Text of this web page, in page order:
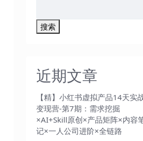
搜索
近期文章
【精】小红书虚拟产品14天实
变现营-第7期：需求挖掘
×AI+Skill原创×产品矩阵×内容
记×一人公司进阶×全链路